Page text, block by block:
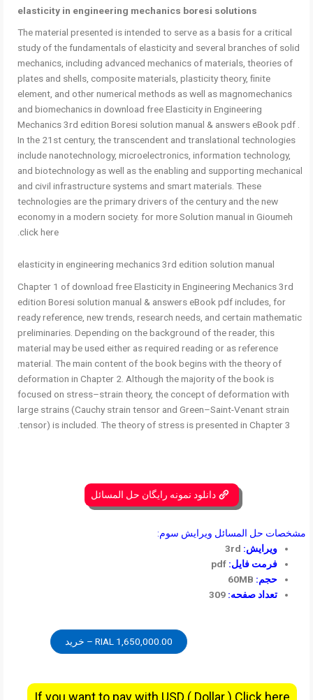
elasticity in engineering mechanics boresi solutions
The material presented is intended to serve as a basis for a critical
study of the fundamentals of elasticity and several branches of solid
mechanics, including advanced mechanics of materials, theories of
plates and shells, composite materials, plasticity theory, ﬁnite
element, and other numerical methods as well as magnomechanics
and biomechanics in download free Elasticity in Engineering
Mechanics 3rd edition Boresi solution manual & answers eBook pdf .
In the 21st century, the transcendent and translational technologies
include nanotechnology, microelectronics, information technology,
and biotechnology as well as the enabling and supporting mechanical
and civil infrastructure systems and smart materials. These
technologies are the primary drivers of the century and the new
economy in a modern society. for more Solution manual in Gioumeh
click here.
elasticity in engineering mechanics 3rd edition solution manual
Chapter 1 of download free Elasticity in Engineering Mechanics 3rd
edition Boresi solution manual & answers eBook pdf includes, for
ready reference, new trends, research needs, and certain mathematic
preliminaries. Depending on the background of the reader, this
material may be used either as required reading or as reference
material. The main content of the book begins with the theory of
deformation in Chapter 2. Although the majority of the book is
focused on stress–strain theory, the concept of deformation with
large strains (Cauchy strain tensor and Green–Saint-Venant strain
tensor) is included. The theory of stress is presented in Chapter 3.
دانلود نمونه رایگان حل المسائل
مشخصات حل المسائل ویرایش سوم:
ویرایش: 3rd
فرمت فایل: pdf
حجم:
تعداد صفحه: 309
1,650,000.00 RIAL – خرید
If you want to pay with USD ( Dollar ) Click here